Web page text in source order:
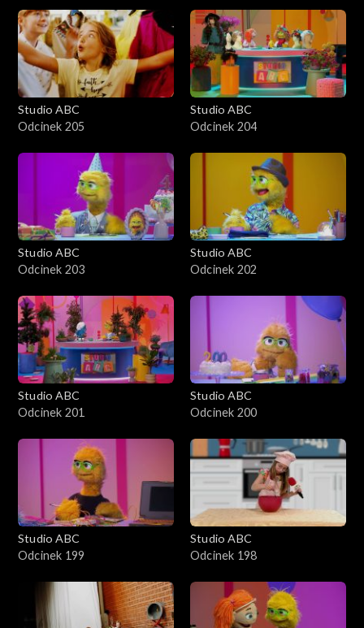
Studio ABC
Odcinek 205
Studio ABC
Odcinek 204
Studio ABC
Odcinek 203
Studio ABC
Odcinek 202
Studio ABC
Odcinek 201
Studio ABC
Odcinek 200
Studio ABC
Odcinek 199
Studio ABC
Odcinek 198